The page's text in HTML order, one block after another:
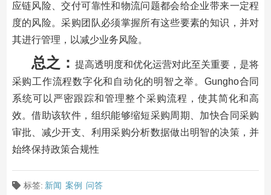
应链风险、交付可靠性和物流问题都会给企业带来一定程
度的风险。采购团队必须掌握所有这些要素的知识，并对
其进行管理，以减少业务风险。
总之： 提高透明度和优化运营对此至关重要，是将
采购工作流程数字化和自动化的明智之举。Gungho合同
系统可以严密跟踪和管理整个采购流程，使其简化和高
效。借助该软件，组织能够缩短采购周期、加快合同采购
审批、减少开支、利用采购分析数据做出明智的决策，并
始终保持政策合规性
标签: 新闻 案例
问答